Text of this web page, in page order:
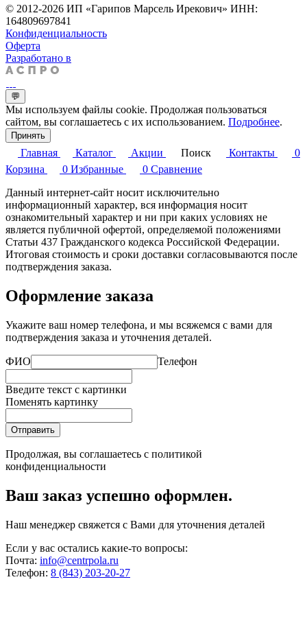
© 2012-2026 ИП «Гарипов Марсель Ирекович» ИНН:
164809697841
Конфиденциальность
Оферта
Разработано в
💬
Мы используем файлы cookie. Продолжая пользоваться
сайтом, вы соглашаетесь с их использованием. Подробнее.
Принять
Главная Каталог Акции Поиск Контакты
0
Корзина
0 Избранные 0 Сравнение
Данный интернет-сайт носит исключительно
информационный характер, вся информация носит
ознакомительный характер и ни при каких условиях не
является публичной офертой, определяемой положениями
Статьи 437 Гражданского кодекса Российской Федерации.
Итоговая стоимость и сроки доставки согласовываются после
подтверждения заказа.
Оформление заказа
Укажите ваш номер телефона, и мы всяжемся с вами для
подтверждения заказа и уточнения деталей.
ФИО Телефон
Введите текст с картинки
Поменять картинку
Отправить
Продолжая, вы соглашаетесь с политикой
конфиденциальности
Ваш заказ успешно оформлен.
Наш менеджер свяжется с Вами для уточнения деталей
Если у вас остались какие-то вопросы:
Почта: info@centrpola.ru
Телефон: 8 (843) 203-20-27